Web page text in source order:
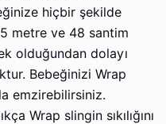
hiçbir şekilde
metre ve 48 santim
olduğundan dolayı
Bebeğinizi Wrap
emzirebilirsiniz.
Wrap slingin sıkılığını